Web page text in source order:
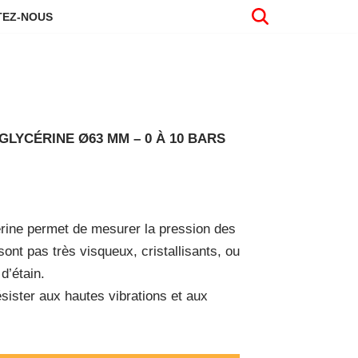
NOUS
Ø63 MM – 0 À 10 BARS
permet de mesurer la pression des
pas très visqueux, cristallisants, ou
aux hautes vibrations et aux